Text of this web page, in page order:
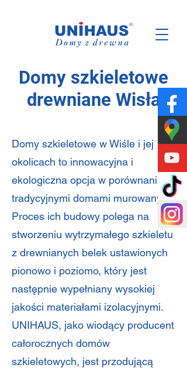
Domy szkieletowe
drewniane Wisła
Domy szkieletowe w Wiśle i jej
okolicach to innowacyjna i
ekologiczna opcja w porównaniu z
tradycyjnymi domami murowanymi.
Proces ich budowy polega na
stworzeniu wytrzymałego szkieletu
z drewnianych belek ustawionych
pionowo i poziomo, który jest
następnie wypełniany wysokiej
jakości materiałami izolacyjnymi.
UNIHAUS, jako wiodący producent
całorocznych domów
szkieletowych, jest przodującą